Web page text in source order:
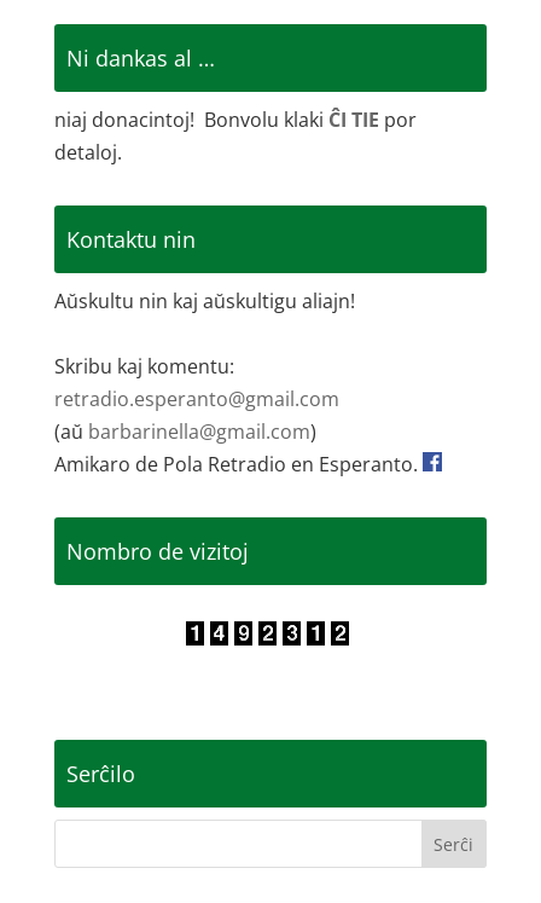
Ni dankas al …
niaj donacintoj! Bonvolu klaki ĈI TIE por
detaloj.
Kontaktu nin
Aŭskultu nin kaj aŭskultigu aliajn!
Skribu kaj komentu:
retradio.esperanto@gmail.com
(aŭ barbarinella@gmail.com)
Amikaro de Pola Retradio en Esperanto.
Nombro de vizitoj
Serĉilo